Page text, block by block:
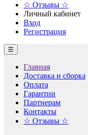
☆ Отзывы ☆
Личный кабинет
Вход
Регистрация
☰
Главная
Доставка и сборка
Оплата
Гарантии
Партнерам
Контакты
☆ Отзывы ☆